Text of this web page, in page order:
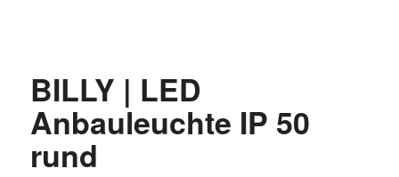
BILLY | LED
Anbauleuchte IP 50
rund